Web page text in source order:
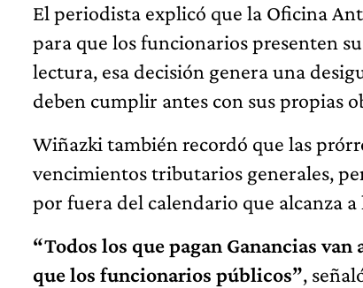
El periodista explicó que la Oficina
para que los funcionarios presenten
lectura, esa decisión genera una
deben cumplir antes con sus propias
Wiñazki también recordó que las
vencimientos tributarios generales,
por fuera del calendario que alcanza
“Todos los que pagan Ganancias
que los funcionarios públicos”,